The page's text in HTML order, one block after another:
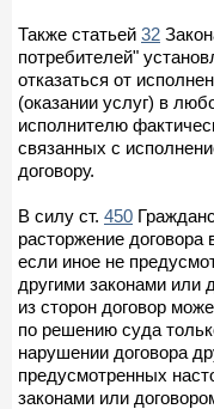
Также статьей 32
потребителей"
отказаться от
(оказании услуг) в
исполнителю
связанных с
договору.
В силу ст. 450
расторжение
если иное не
другими законами или
из сторон договор
по решению суда
нарушении договора
предусмотренных
законами или